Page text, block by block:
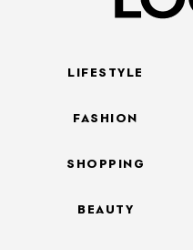
LIFESTYLE
FASHION
SHOPPING
BEAUTY